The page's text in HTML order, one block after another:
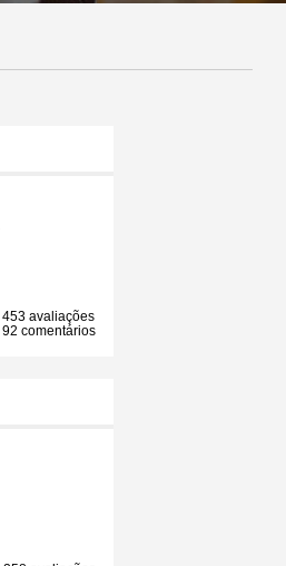
453 avaliações
92 comentários